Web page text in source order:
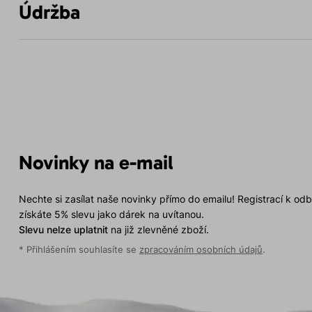
Údržba
Novinky na e-mail
Nechte si zasílat naše novinky přímo do emailu! Registrací k
získáte 5% slevu jako dárek na uvítanou.
Slevu nelze uplatnitna již zlevněné zboží.
* Přihlášením souhlasíte se zpracováním osobních údajů.